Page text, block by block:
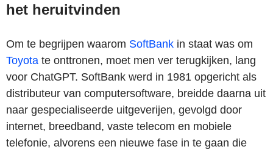
het heruitvinden
Om te begrijpen waarom SoftBank in staat was om
Toyota te onttronen, moet men ver terugkijken, lang
voor ChatGPT. SoftBank werd in 1981 opgericht als
distributeur van computersoftware, breidde daarna uit
naar gespecialiseerde uitgeverijen, gevolgd door
internet, breedband, vaste telecom en mobiele
telefonie, alvorens een nieuwe fase in te gaan die